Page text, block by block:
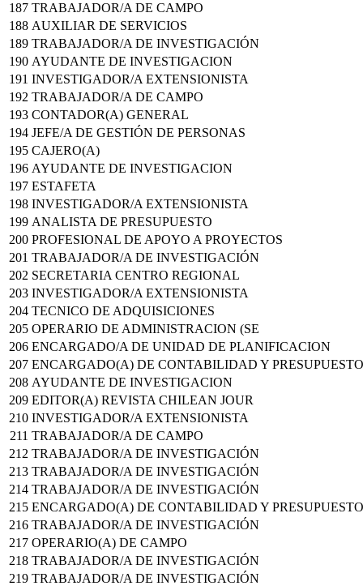
187 TRABAJADOR/A DE CAMPO
188 AUXILIAR DE SERVICIOS
189 TRABAJADOR/A DE INVESTIGACIÓN
190 AYUDANTE DE INVESTIGACION
191 INVESTIGADOR/A EXTENSIONISTA
192 TRABAJADOR/A DE CAMPO
193 CONTADOR(A) GENERAL
194 JEFE/A DE GESTIÓN DE PERSONAS
195 CAJERO(A)
196 AYUDANTE DE INVESTIGACION
197 ESTAFETA
198 INVESTIGADOR/A EXTENSIONISTA
199 ANALISTA DE PRESUPUESTO
200 PROFESIONAL DE APOYO A PROYECTOS
201 TRABAJADOR/A DE INVESTIGACIÓN
202 SECRETARIA CENTRO REGIONAL
203 INVESTIGADOR/A EXTENSIONISTA
204 TECNICO DE ADQUISICIONES
205 OPERARIO DE ADMINISTRACION (SE
206 ENCARGADO/A DE UNIDAD DE PLANIFICACION
207 ENCARGADO(A) DE CONTABILIDAD Y PRESUPUESTO
208 AYUDANTE DE INVESTIGACION
209 EDITOR(A) REVISTA CHILEAN JOUR
210 INVESTIGADOR/A EXTENSIONISTA
211 TRABAJADOR/A DE CAMPO
212 TRABAJADOR/A DE INVESTIGACIÓN
213 TRABAJADOR/A DE INVESTIGACIÓN
214 TRABAJADOR/A DE INVESTIGACIÓN
215 ENCARGADO(A) DE CONTABILIDAD Y PRESUPUESTO
216 TRABAJADOR/A DE INVESTIGACIÓN
217 OPERARIO(A) DE CAMPO
218 TRABAJADOR/A DE INVESTIGACIÓN
219 TRABAJADOR/A DE INVESTIGACIÓN